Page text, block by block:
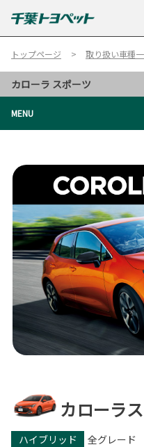
トップページ 取り扱い車種
カローラ スポーツ
MENU
カローラ
ハイブリッド
全グレード